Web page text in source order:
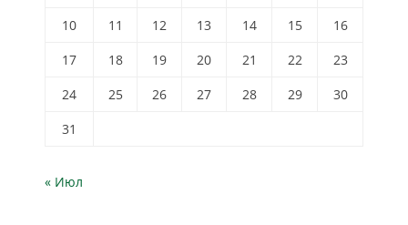
10
11 12 13 14 15
16
17
18 19 20 21 22
23
24
25 26 27 28 29
30
31
« Июл